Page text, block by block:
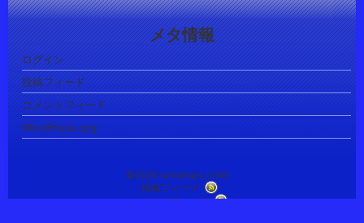
メタ情報
ログイン
投稿フィード
コメントフィード
WordPress.org
©2026 raindrops_child
投稿フィード
コメントフィード